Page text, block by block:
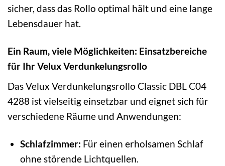
sicher, dass das Rollo optimal hält und eine lange
Lebensdauer hat.
Ein Raum, viele Möglichkeiten: Einsatzbereiche
für Ihr Velux Verdunkelungsrollo
Das Velux Verdunkelungsrollo Classic DBL C04
4288 ist vielseitig einsetzbar und eignet sich für
verschiedene Räume und Anwendungen:
Schlafzimmer: Für einen erholsamen Schlaf
ohne störende Lichtquellen.